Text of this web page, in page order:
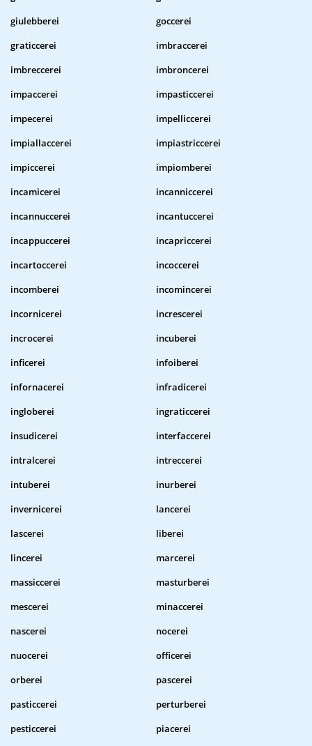
giulebberei
goccerei
graticcerei
imbraccerei
imbreccerei
imbroncerei
impaccerei
impasticcerei
impecerei
impelliccerei
impiallaccerei
impiastriccerei
impiccerei
impiomberei
incamicerei
incanniccerei
incannuccerei
incantuccerei
incappuccerei
incapriccerei
incartoccerei
incoccerei
incomberei
incomincerei
incornicerei
increscerei
incrocerei
incuberei
inficerei
infoiberei
infornacerei
infradicerei
ingloberei
ingraticcerei
insudicerei
interfaccerei
intralcerei
intreccerei
intuberei
inurberei
invernicerei
lancerei
lascerei
liberei
lincerei
marcerei
massiccerei
masturberei
mescerei
minaccerei
nascerei
nocerei
nuocerei
officerei
orberei
pascerei
pasticcerei
perturberei
pesticcerei
piacerei